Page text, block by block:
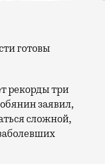
рекорды три
заявил,
сложной,